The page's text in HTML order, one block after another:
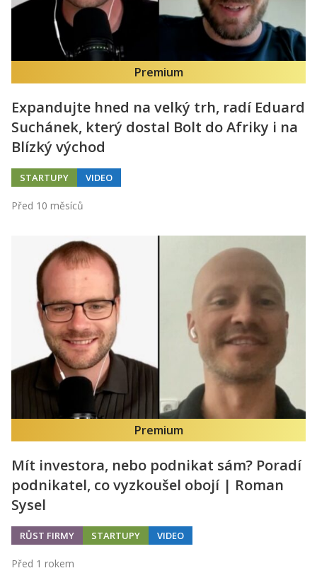
Premium
Expandujte hned na velký trh, radí Eduard
Suchánek, který dostal Bolt do Afriky i na
Blízký východ
STARTUPY VIDEO
Před 10 měsíců
Premium
Mít investora, nebo podnikat sám? Poradí
podnikatel, co vyzkoušel obojí | Roman
Sysel
RŮST FIRMY STARTUPY VIDEO
Před 1 rokem